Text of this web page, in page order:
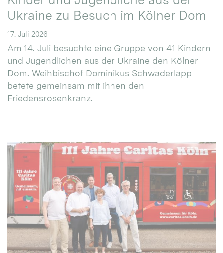
Ukraine zu Besuch im Kölner Dom
17. Juli 2026
Am 14. Juli besuchte eine Gruppe von 41 Kindern
und Jugendlichen aus der Ukraine den Kölner
Dom. Weihbischof Dominikus Schwaderlapp
betete gemeinsam mit ihnen den
Friedensrosenkranz.